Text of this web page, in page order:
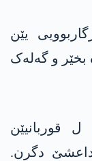
یێن
و گەلەک
قوربانیێن
داعشێ دگرن.